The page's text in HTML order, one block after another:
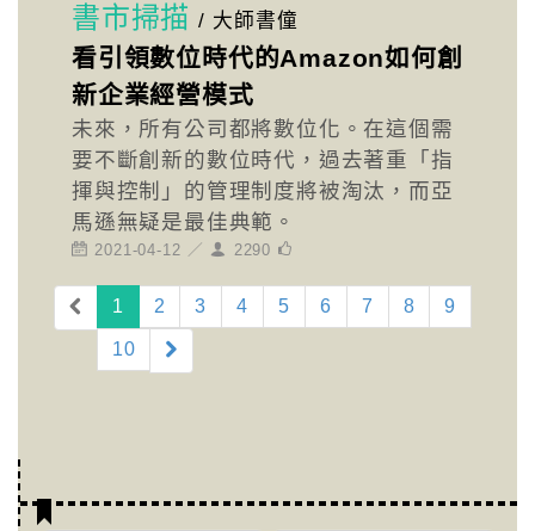
書市掃描 / 大師書僮
看引領數位時代的Amazon如何創
新企業經營模式
未來，所有公司都將數位化。在這個需
要不斷創新的數位時代，過去著重「指
揮與控制」的管理制度將被淘汰，而亞
馬遜無疑是最佳典範。
2021-04-12 ／ 2290
1 (current)
2 3 4 5 6 7 8 9
10